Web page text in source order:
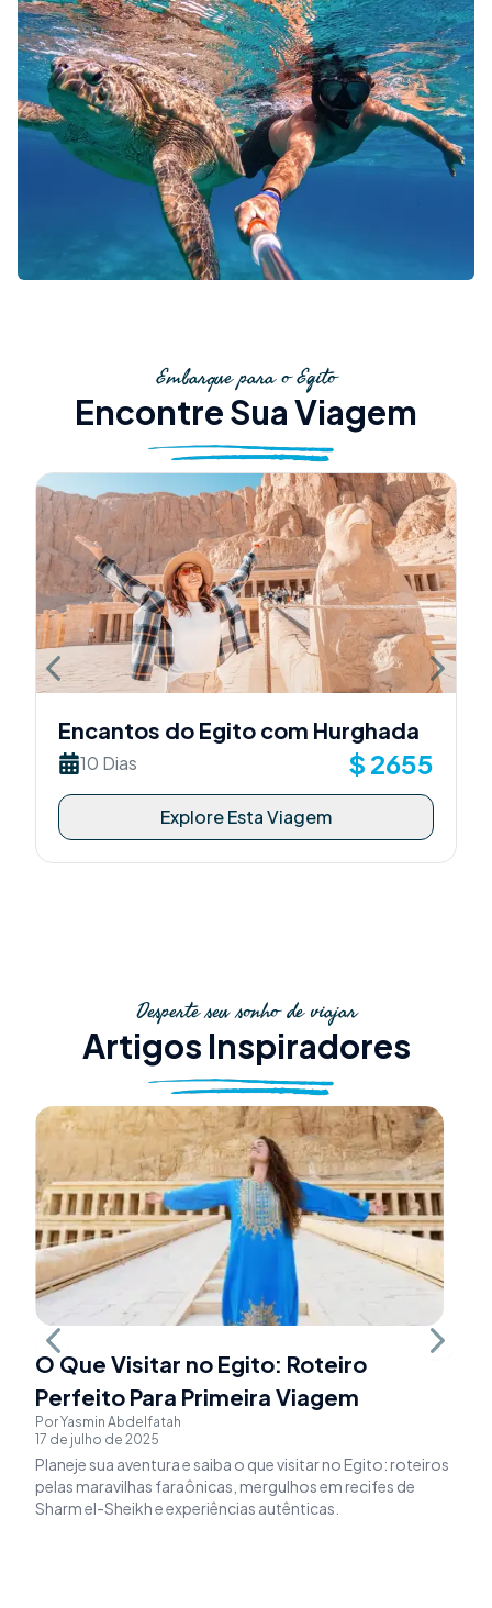
Embarque para o Egito
Encontre Sua Viagem
Encantos do Egito com Hurghada
10 Dias $ 2655
Explore Esta Viagem
Previous slide Next
Desperte seu sonho de viajar
Artigos Inspiradores
O Que Visitar no Egito: Roteiro
Perfeito Para Primeira Viagem
PorYasmin Abdelfatah
17 de julho de 2025
Planeje sua aventura e saiba o que visitar no Egito: roteiros
pelas maravilhas faraônicas, mergulhos em recifes de
Sharm el-Sheikh e experiências autênticas.
Previous slide Next